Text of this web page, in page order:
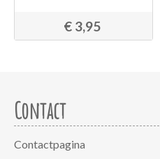
€ 3,95
Contact
Contactpagina